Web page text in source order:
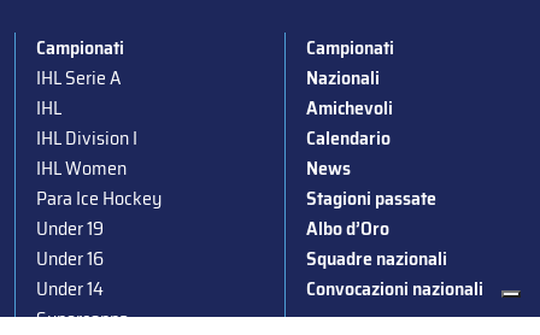
Campionati
IHL Serie A
IHL
IHL Division I
IHL Women
Para Ice Hockey
Under 19
Under 16
Under 14
Supercoppa
Campionati
Nazionali
Amichevoli
Calendario
News
Stagioni passate
Albo d’Oro
Squadre nazionali
Convocazioni nazionali